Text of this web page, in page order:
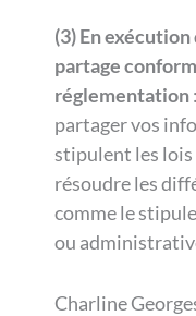
(3) En
partage
réglementation
partager vos
stipulent les
résoudre les
comme le
ou
Charline